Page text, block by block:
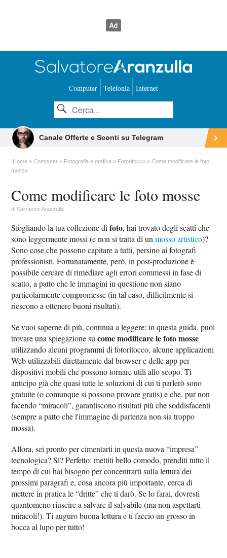
Computer Telefonia Internet
Canale Offerte e Sconti su Telegram
Home Computer Fotografia e grafica Fotoritocco
Come modificare le foto
mosse
Come modificare le foto mosse
diSalvatore Aranzulla
Sfogliando la tua collezione difoto, hai trovato degli scatti che
sono leggermente mossi (e non si tratta di unmosso artistico)?
Sono cose che possono capitare a tutti, persino ai fotografi
professionisti. Fortunatamente, però, in post-produzione è
possibile cercare di rimediare agli errori commessi in fase di
scatto, a patto che le immagini in questione non siano
particolarmente compromesse (in tal caso, difficilmente si
riescono a ottenere buoni risultati).
Se vuoi saperne di più, continua a leggere: in questa guida, puoi
trovare una spiegazione sucome modificare le foto mosse
utilizzando alcuni programmi di fotoritocco, alcune applicazioni
Web utilizzabili direttamente dal browser e delle app per
dispositivi mobili che possono tornare utili allo scopo. Ti
anticipo già che quasi tutte le soluzioni di cui ti parlerò sono
gratuite (o comunque si possono provare gratis) e che, pur non
facendo “miracoli”, garantiscono risultati più che soddisfacenti
(sempre a patto che l'immagine di partenza non sia troppo
mossa).
Allora, sei pronto per cimentarti in questa nuova “impresa”
tecnologica? Sì? Perfetto: mettiti bello comodo, prenditi tutto il
tempo di cui hai bisogno per concentrarti sulla lettura dei
prossimi paragrafi e, cosa ancora più importante, cerca di
mettere in pratica le “dritte” che ti darò. Se lo farai, dovresti
quantomeno riuscire a salvare il salvabile (ma non aspettarti
miracoli!). Ti auguro buona lettura e ti faccio un grosso in
bocca al lupo per tutto!